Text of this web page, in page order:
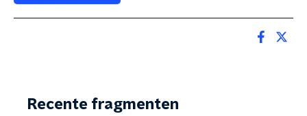
Recente fragmenten